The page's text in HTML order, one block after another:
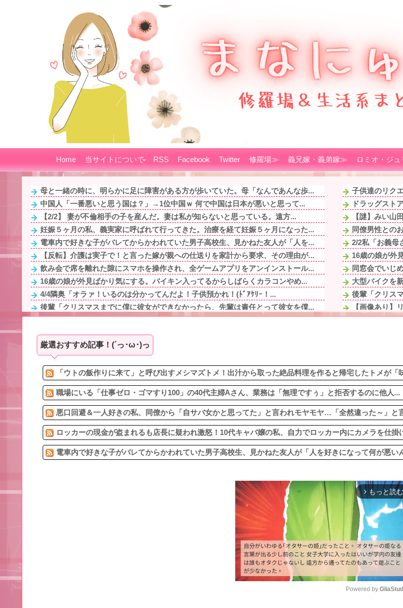
Home 当サイトについて RSS Facebook Twitter 修羅場≫ 義兄嫁・義弟嫁≫ ロミオ・ジ
母と一緒の時に、明らかに足に障害がある方が歩いていた。母「なんであんな歩...
中国人「一番悪いと思う国は？」→1位中国ｗ 何で中国は日本が悪いと思って...
【2/2】 妻が不倫相手の子を産んだ。妻は私が知らないと思っている。遠方...
妊娠５ヶ月の私、義実家に呼ばれて行ってきた。治療を経て妊娠５ヶ月になった...
電車内で好きな子がバレてからかわれていた男子高校生、見かねた友人が「人を...
【反転】介護は実子で！と言った嫁が親への仕送りを家計から要求、その理由が...
飲み会で席を離れた隙にスマホを操作され、全ゲームアプリをアンインストール...
16歳の娘が外見ばかり気にする。バイキン入ってるからしばらくカラコンやめ...
4/4隣奥「オラァ！いるのは分かってんだよ！子供預かれ！(ﾄﾞｱｹﾘｰ！...
後輩「クリスマスまでに僕に彼女ができなかったら、先輩は責任とって彼女を僕...
公園遊びの菓子交換が嫌だ。大人数だと菓子食べ放題みたいになっちゃって身体...
買いに行ったけれども軒並み売り切れ
激辛チャレンジの契約書にサインし、チャレンジしたらとんでもない事態になっ...
幼少の頃、祖父母の家に預けられていたことがある。祖父は田舎の神社の神主で...
子供達のリク
ドラッグスト
【謎】みい山
同僚男性との
2/2私「お義母
16歳の娘が外
同窓会でいじ
大型バイクを
後輩「クリス
【画像あり】
ワイのロ癖が
厳選おすすめ記事！(´っ･ω･)っ
「ウトの飯作りに来て」と呼び出すメシマズトメ！出汁から取った絶品料理を作ると帰宅したトメが「
職場にいる「仕事ゼロ・ゴマすり100」の40代主婦Aさん、業務は「無理ですぅ」と拒否するのに他人...
悪口回避＆一人好きの私、同僚から「自サバ女かと思ってた」と言われモヤモヤ…「全然違った～」と
ロッカーの現金が盗まれるも店長に疑われ激怒！10代キャバ嬢の私、自力でロッカー内にカメラを仕掛
電車内で好きな子がバレてからかわれていた男子高校生、見かねた友人が「人を好きになって何が悪い
arrow_forward_ios もっと読む
Powered by